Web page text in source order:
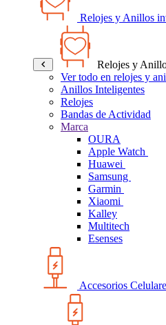
Relojes y Anillos
Relojes y
Ver todo en relojes y
Anillos Inteligentes
Relojes
Bandas de Actividad
Marca
OURA
Apple Watch
Huawei
Samsung
Garmin
Xiaomi
Kalley
Multitech
Esenses
Accesorios